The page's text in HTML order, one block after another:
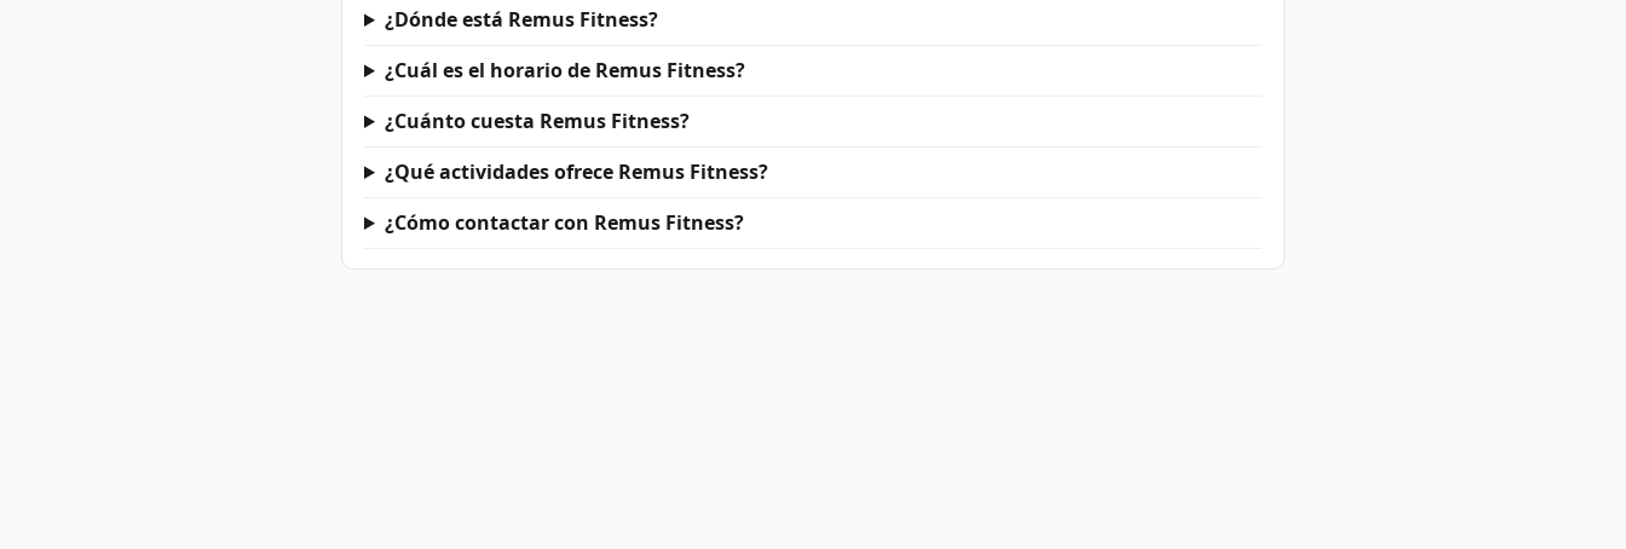
¿Dónde está Remus Fitness?
¿Cuál es el horario de Remus Fitness?
¿Cuánto cuesta Remus Fitness?
¿Qué actividades ofrece Remus Fitness?
¿Cómo contactar con Remus Fitness?